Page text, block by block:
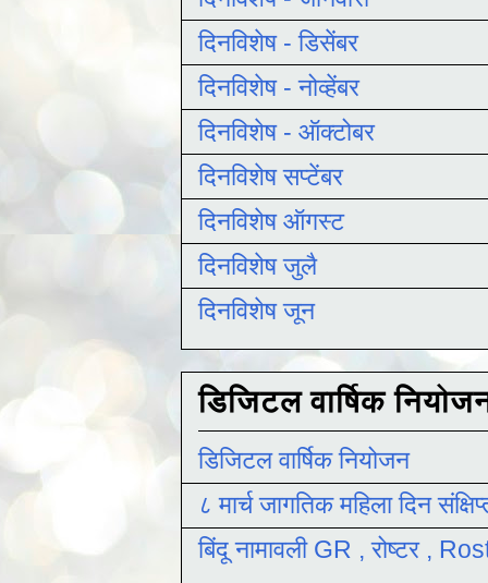
दिनविशेष - डिसेंबर
दिनविशेष - नोव्हेंबर
दिनविशेष - ऑक्टोबर
दिनविशेष सप्टेंबर
दिनविशेष ऑगस्ट
दिनविशेष जुलै
दिनविशेष जून
डिजिटल वार्षिक
डिजिटल वार्षिक नियोजन
८ मार्च जागतिक महिला दिन
बिंदू नामावली GR , रोष्टर ,